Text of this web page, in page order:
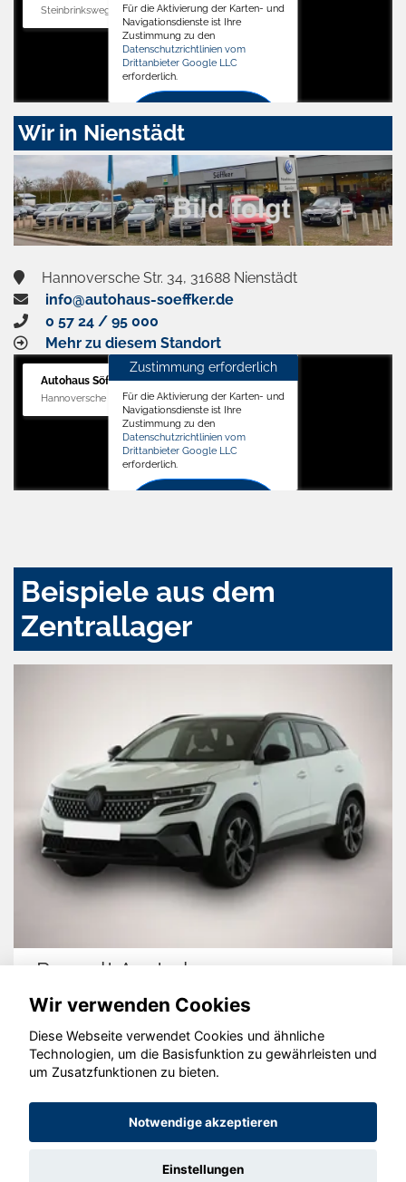
Steinbrinksweg 12, 31840 Hessisch Oldendorf
Für die Aktivierung der Karten- und
Navigationsdienste ist Ihre
Zustimmung zu den
Datenschutzrichtlinien vom
Drittanbieter Google LLC
erforderlich.
Zustimmen
aktivieren
Wir in Nienstädt
Hannoversche Str. 34, 31688 Nienstädt
info@autohaus-soeffker.de
0 57 24 / 95 000
Mehr zu diesem Standort
Autohaus Söffker GmbH
Hannoversche Str. 34, 31688 Nienstädt
Zustimmung erforderlich
Für die Aktivierung der Karten- und
Navigationsdienste ist Ihre
Zustimmung zu den
Datenschutzrichtlinien vom
Drittanbieter Google LLC
erforderlich.
Beispiele aus dem
Zentrallager
Renault Austral
© konjunkturmotor.de GmbH 2020 - 2026
Wir verwenden Cookies
Diese Webseite verwendet Cookies und ähnliche
Technologien, um die Basisfunktion zu gewährleisten und
um Zusatzfunktionen zu bieten.
Notwendige akzeptieren
Einstellungen